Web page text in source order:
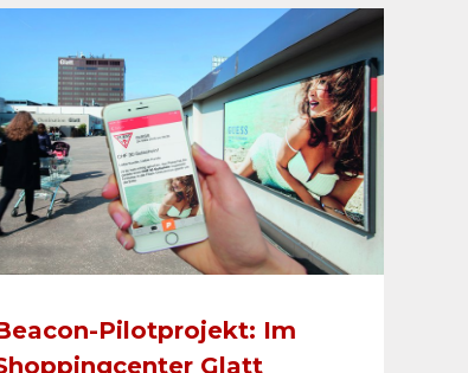
Pilotprojekt: Im
Glatt